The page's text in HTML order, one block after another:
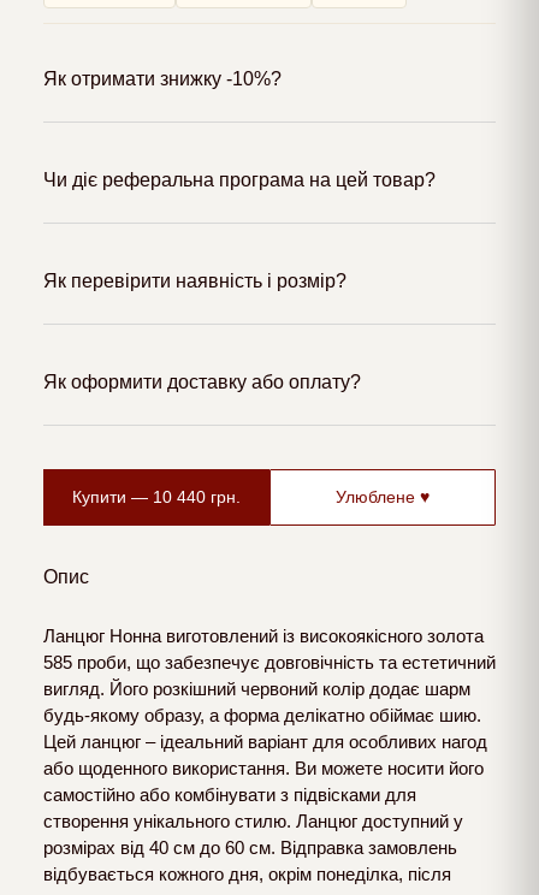
Як отримати знижку -10%?
Чи діє реферальна програма на цей товар?
Як перевірити наявність і розмір?
Як оформити доставку або оплату?
Купити — 10 440 грн. Улюблене ♥
Опис
Ланцюг Нонна виготовлений із високоякісного золота
585 проби, що забезпечує довговічність та естетичний
вигляд. Його розкішний червоний колір додає шарм
будь-якому образу, а форма делікатно обіймає шию.
Цей ланцюг – ідеальний варіант для особливих нагод
або щоденного використання. Ви можете носити його
самостійно або комбінувати з підвісками для
створення унікального стилю. Ланцюг доступний у
розмірах від 40 см до 60 см. Відправка замовлень
відбувається кожного дня, окрім понеділка, після